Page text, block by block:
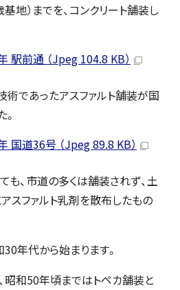
地）までを、コンクリート舗装し
駅前通 （Jpeg 104.8 KB）
であったアスファルト舗装が国
国道36号 （Jpeg 89.8 KB）
、市道の多くは舗装されず、土
スファルト乳剤を散布したもの
年代から始まります。
和50年頃まではトペカ舗装と